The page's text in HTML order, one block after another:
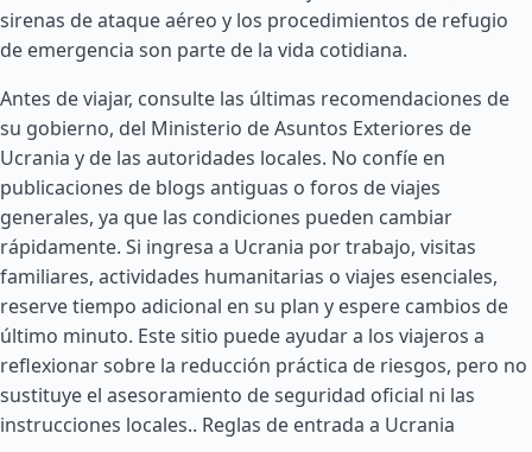
sirenas de ataque aéreo y los procedimientos de refugio
de emergencia son parte de la vida cotidiana.
Antes de viajar, consulte las últimas recomendaciones de
su gobierno, del Ministerio de Asuntos Exteriores de
Ucrania y de las autoridades locales. No confíe en
publicaciones de blogs antiguas o foros de viajes
generales, ya que las condiciones pueden cambiar
rápidamente. Si ingresa a Ucrania por trabajo, visitas
familiares, actividades humanitarias o viajes esenciales,
reserve tiempo adicional en su plan y espere cambios de
último minuto. Este sitio puede ayudar a los viajeros a
reflexionar sobre la reducción práctica de riesgos, pero no
sustituye el asesoramiento de seguridad oficial ni las
instrucciones locales.. Reglas de entrada a Ucrania